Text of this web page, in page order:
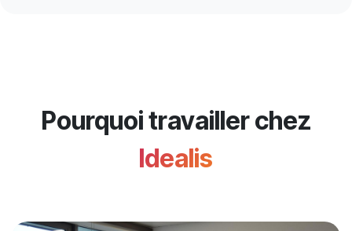
Pourquoi travailler chez
Idealis